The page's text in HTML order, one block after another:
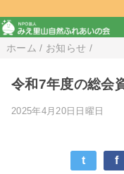
ホーム / お知らせ /
令和7年度の総会
2025年4月20日日曜日
t f